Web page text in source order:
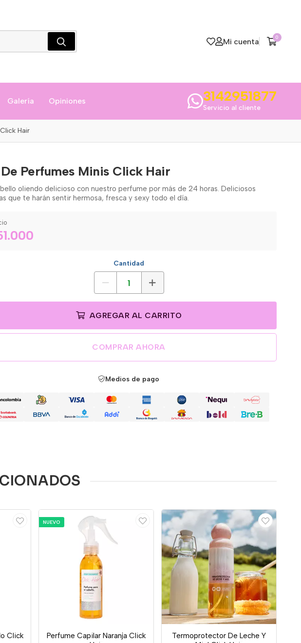
Mi cuenta 0
Galería Opiniones 3142951877
Servicio al cliente
Click Hair
Perfumes Minis Click Hair
oliendo delicioso con nuestro perfume por más de 24 horas. Deliciosos
que te harán sentir hermosa, fresca y sexy todo el día.
Cantidad
AGREGAR AL CARRITO
COMPRAR AHORA
Medios de pago
Click
NUEVO
Perfume Capilar Naranja Click
Termoprotector De Leche Y